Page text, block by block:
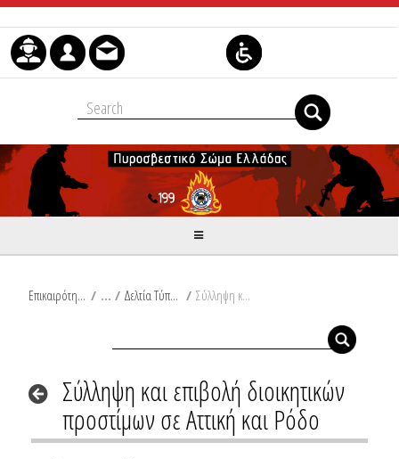
Μετάβαση στο περιεχόμενο
Επικαιρότητα / Δελτία Τύπου / Σύλληψη και επιβολή διοικητικών προστίμων σε Αττική και Ρόδο
Σύλληψη και επιβολή διοικητικών
προστίμων σε Αττική και Ρόδο